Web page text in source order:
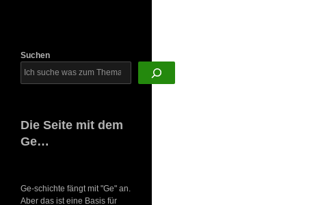
Suchen
Die Seite mit dem
Ge…
Ge-schichte fängt mit "Ge" an.
Aber das ist eine Basis für